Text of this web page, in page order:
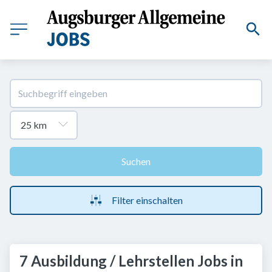
Suchen
Filter einschalten
7 Ausbildung / Lehrstellen Jobs in